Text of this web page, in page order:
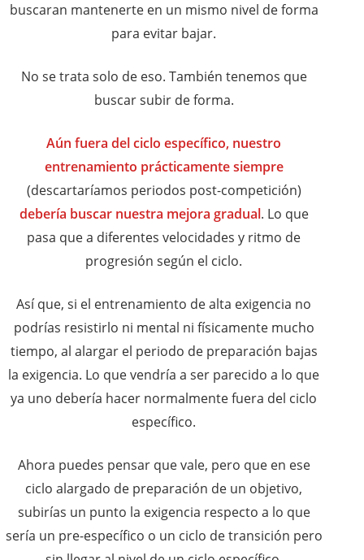
buscaran mantenerte en un mismo nivel de forma
para evitar bajar.
No se trata solo de eso. También tenemos que
buscar subir de forma.
Aún fuera del ciclo específico, nuestro
entrenamiento prácticamente siempre
(descartaríamos periodos post-competición)
debería buscar nuestra mejora gradual. Lo que
pasa que a diferentes velocidades y ritmo de
progresión según el ciclo.
Así que, si el entrenamiento de alta exigencia no
podrías resistirlo ni mental ni físicamente mucho
tiempo, al alargar el periodo de preparación bajas
la exigencia. Lo que vendría a ser parecido a lo que
ya uno debería hacer normalmente fuera del ciclo
específico.
Ahora puedes pensar que vale, pero que en ese
ciclo alargado de preparación de un objetivo,
subirías un punto la exigencia respecto a lo que
sería un pre-específico o un ciclo de transición pero